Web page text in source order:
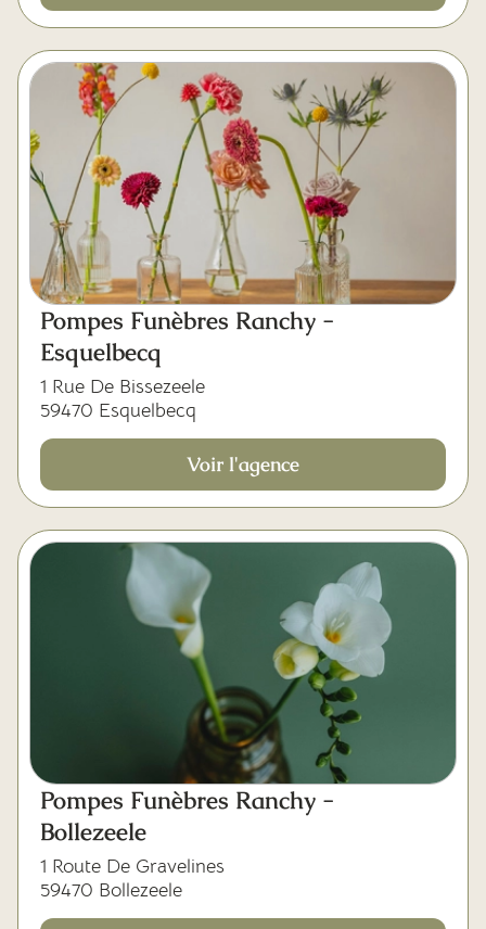
Pompes Funèbres Ranchy -
Esquelbecq
1 Rue De Bissezeele
59470 Esquelbecq
Voir l'agence
Pompes Funèbres Ranchy -
Bollezeele
1 Route De Gravelines
59470 Bollezeele